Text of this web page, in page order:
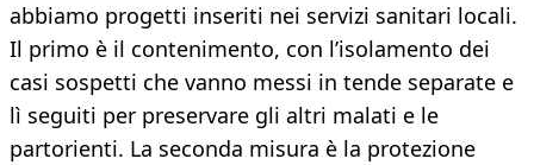
abbiamo progetti inseriti nei servizi sanitari locali.
Il primo è il contenimento, con l’isolamento dei
casi sospetti che vanno messi in tende separate e
lì seguiti per preservare gli altri malati e le
partorienti. La seconda misura è la protezione